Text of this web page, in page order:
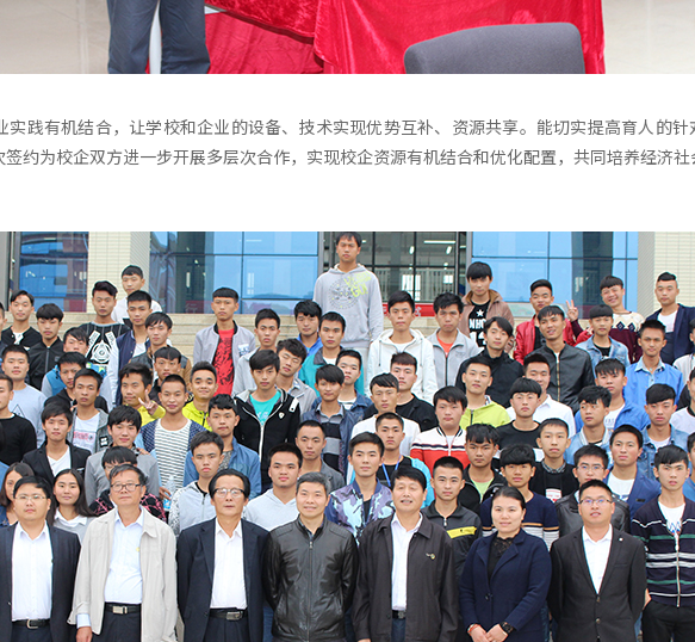
实践有机结合，让学校和企业的设备、技术实现优势互补、资源共享。能切实提高育人的针
约为校企双方进一步开展多层次合作，实现校企资源有机结合和优化配置，共同培养经济